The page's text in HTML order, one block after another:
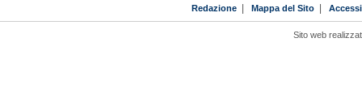
Redazione| Mappa del Sito|
Sito web